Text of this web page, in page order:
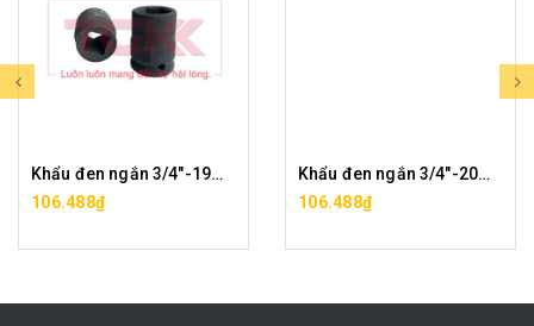
Khẩu đen ngắn 3/4"-19mm CF0046-19
106.488₫
Khẩu đen ngắn 3/4"-20mm CF0046-20
106.488₫